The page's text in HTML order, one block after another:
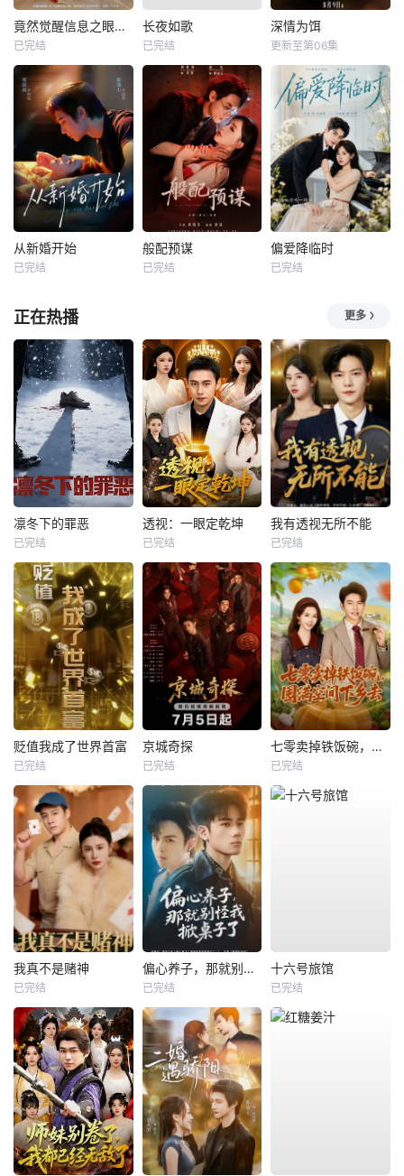
竟然觉醒信息之眼，我转身进入反派大营
已完结
长夜如歌
已完结
深情为饵
更新至第06集
从新婚开始
已完结
般配预谋
已完结
偏爱降临时
已完结
正在热播 更多
凛冬下的罪恶
已完结
透视：一眼定乾坤
已完结
我有透视无所不能
已完结
贬值我成了世界首富
已完结
京城奇探
已完结
七零卖掉铁饭碗，囤满空间下乡去
已完结
我真不是赌神
已完结
偏心养子，那就别怪我掀桌子了
已完结
十六号旅馆
已完结